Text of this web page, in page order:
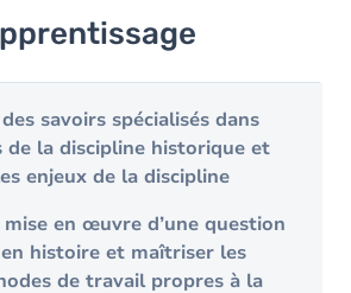
savoirs spécialisés dans
de la discipline historique et
enjeux de la discipline
mise en œuvre d’une question
histoire et maîtriser les
de travail propres à la